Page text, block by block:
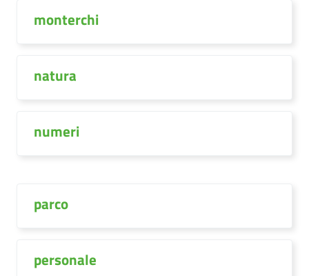
monterchi
natura
numeri
parco
personale